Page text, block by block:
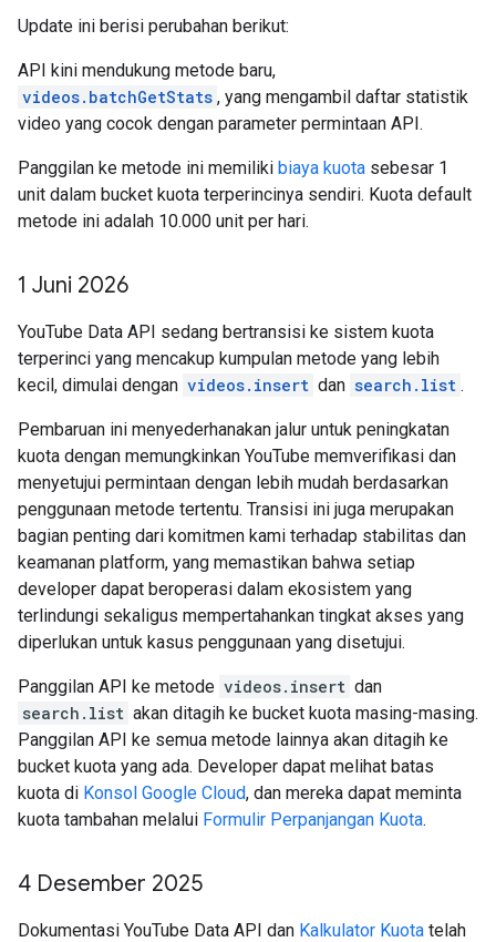
Update ini berisi perubahan berikut:
API kini mendukung metode baru,
videos.batchGetStats , yang mengambil daftar statistik
video yang cocok dengan parameter permintaan API.
Panggilan ke metode ini memiliki biaya kuota sebesar 1
unit dalam bucket kuota terperincinya sendiri. Kuota default
metode ini adalah 10.000 unit per hari.
1 Juni 2026
YouTube Data API sedang bertransisi ke sistem kuota
terperinci yang mencakup kumpulan metode yang lebih
kecil, dimulai dengan videos.insert dan search.list .
Pembaruan ini menyederhanakan jalur untuk peningkatan
kuota dengan memungkinkan YouTube memverifikasi dan
menyetujui permintaan dengan lebih mudah berdasarkan
penggunaan metode tertentu. Transisi ini juga merupakan
bagian penting dari komitmen kami terhadap stabilitas dan
keamanan platform, yang memastikan bahwa setiap
developer dapat beroperasi dalam ekosistem yang
terlindungi sekaligus mempertahankan tingkat akses yang
diperlukan untuk kasus penggunaan yang disetujui.
Panggilan API ke metode videos.insert dan
search.list akan ditagih ke bucket kuota masing-masing.
Panggilan API ke semua metode lainnya akan ditagih ke
bucket kuota yang ada. Developer dapat melihat batas
kuota di Konsol Google Cloud, dan mereka dapat meminta
kuota tambahan melalui Formulir Perpanjangan Kuota.
4 Desember 2025
Dokumentasi YouTube Data API dan Kalkulator Kuota telah